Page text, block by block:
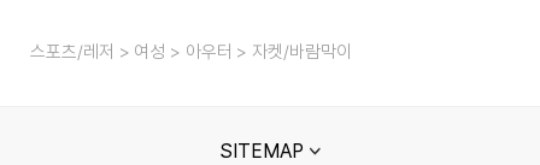
스포츠/레저 여성 아우터 자켓/바람막이
SITEMAP